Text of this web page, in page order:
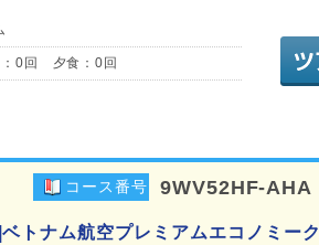
0回 夕食：0回
コース番号 9WV52HF-AHA
トナム航空プレミアムエコノミー